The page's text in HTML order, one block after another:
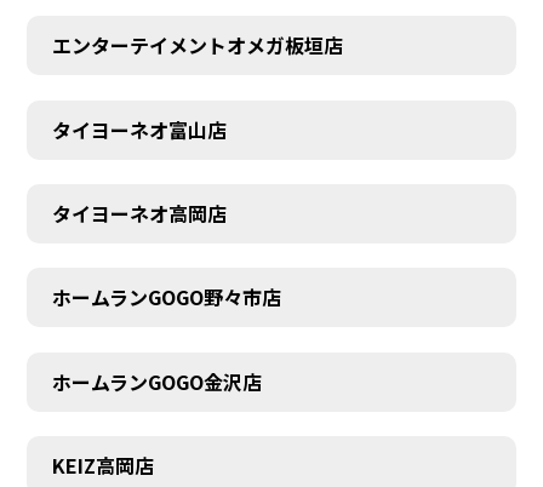
エンターテイメントオメガ板垣店
タイヨーネオ富山店
タイヨーネオ高岡店
ホームランGOGO野々市店
ホームランGOGO金沢店
KEIZ高岡店